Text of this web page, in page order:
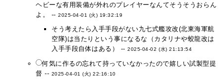
ヘビーな有用装備が外れのプレイヤーなんてそうそうおらん
よ。 --2025-04-01 (火) 19:32:19
そう考えたら入手手段がない九七式艦攻改(北東海軍航
空隊)は当たりという事になるな（カタリナや蛟龍改は
入手手段自体はある） --2025-04-02 (水) 21:13:54
何気に作るの忘れて持っていなかったので嬉しい試製型提
督 -- 2025-04-01 (火) 22:16:10